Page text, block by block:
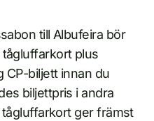
till Albufeira bör
plus
CP-biljett innan du
biljettpris i andra
ger främst